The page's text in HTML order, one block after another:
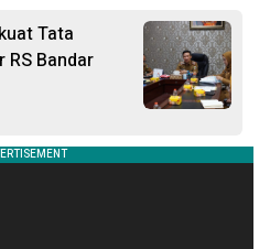
Tata
Bandar